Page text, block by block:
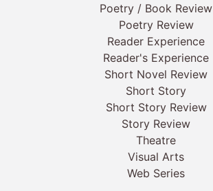
Poetry / Book Review
Poetry Review
Reader Experience
Reader's Experience
Short Novel Review
Short Story
Short Story Review
Story Review
Theatre
Visual Arts
Web Series